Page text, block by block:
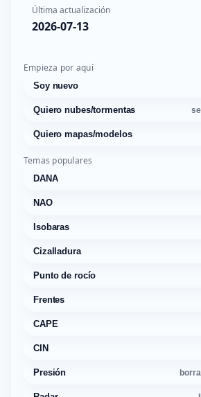
Última actualización
2026-07-13
Empieza por aquí
Soy nuevo
Quiero nubes/tormentas
Quiero mapas/modelos
Temas populares
DANA
NAO
Isobaras
Cizalladura
Punto de rocío
Frentes
CAPE
CIN
Presión